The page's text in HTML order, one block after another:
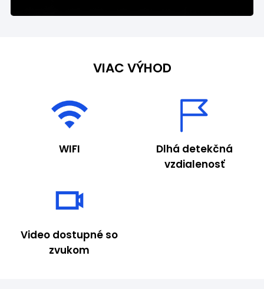
VIAC VÝHOD
WIFI
Dlhá detekčná
vzdialenosť
Video dostupné so
zvukom